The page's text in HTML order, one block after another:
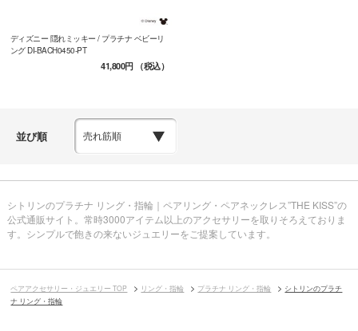
ディズニー 隠れミッキー / プラチナ ベビーリ
ング DI-BACH0450-PT
41,800円（税込）
並び順
シトリンのプラチナ リング・指輪｜ペアリング・ペアネックレス”THE KISS”の
公式通販サイト。常時3000アイテム以上のアクセサリーを取りそろえておりま
す。シンプルで飽きの来ないジュエリーをご提案しています。
ペアアクセサリー・ジュエリー TOP リング・指輪 プラチナ リング・指輪
シトリンのプラチ
ナ リング・指輪